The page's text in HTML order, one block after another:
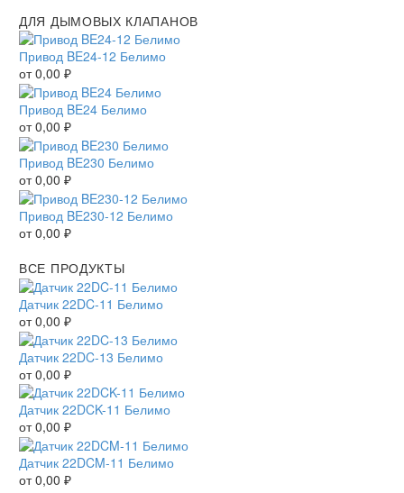
ДЛЯ ДЫМОВЫХ КЛАПАНОВ
Привод BE24-12 Белимо
от0,00 ₽
Привод BE24 Белимо
от0,00 ₽
Привод BE230 Белимо
от0,00 ₽
Привод BE230-12 Белимо
от0,00 ₽
ВСЕ ПРОДУКТЫ
Датчик 22DC-11 Белимо
от0,00 ₽
Датчик 22DC-13 Белимо
от0,00 ₽
Датчик 22DCK-11 Белимо
от0,00 ₽
Датчик 22DCM-11 Белимо
от0,00 ₽